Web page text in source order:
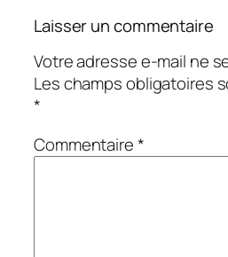
Laisser un commentaire
Votre adresse e-mail ne
Les champs obligatoires
*
Commentaire*